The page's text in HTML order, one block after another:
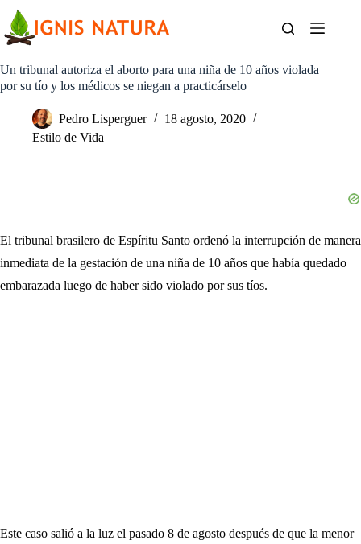
contenido
Un tribunal autoriza el aborto para una niña de 10 años violada
por su tío y los médicos se niegan a practicárselo
Pedro Lisperguer
18 agosto, 2020
Estilo de Vida
El tribunal brasilero de Espíritu Santo ordenó la interrupción de manera
inmediata de la gestación de una niña de 10 años que había quedado
embarazada luego de haber sido violado por sus tíos.
Este caso salió a la luz el pasado 8 de agosto después de que la menor